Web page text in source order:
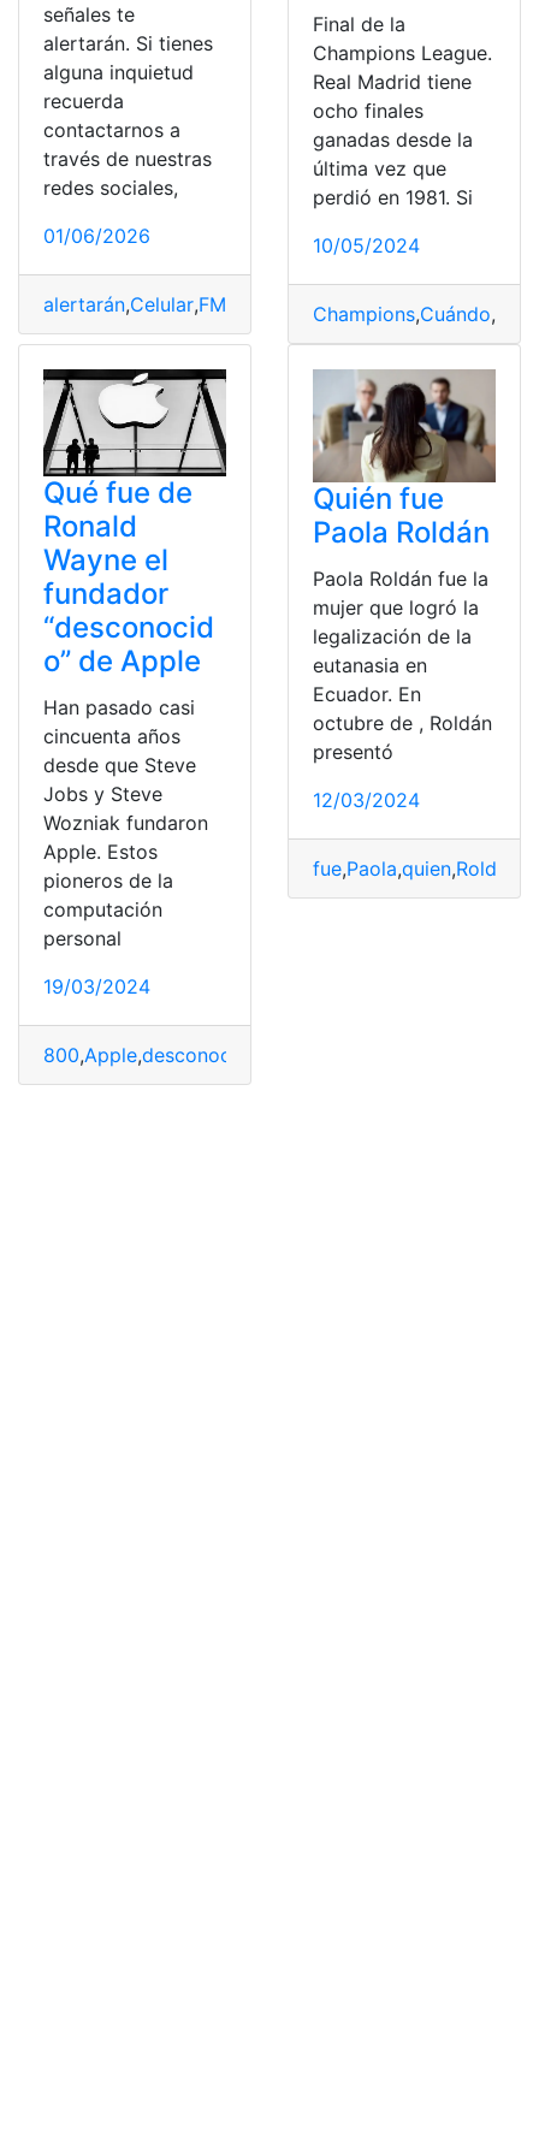
señales te
alertarán. Si tienes
alguna inquietud
recuerda
contactarnos a
través de nuestras
redes sociales,
01/06/2026
alertarán,Celular,FM hackeado,Señales,Té
Final de la
Champions League.
Real Madrid tiene
ocho finales
ganadas desde la
última vez que
perdió en 1981. Si
10/05/2024
Champions,Cuándo,
Qué fue de
Ronald
Wayne el
fundador
“desconocid
o” de Apple
Han pasado casi
cincuenta años
desde que Steve
Jobs y Steve
Wozniak fundaron
Apple. Estos
pioneros de la
computación
personal
19/03/2024
800,Apple,desconocido
Quién fue
Paola Roldán
Paola Roldán fue la
mujer que logró la
legalización de la
eutanasia en
Ecuador. En
octubre de , Roldán
presentó
12/03/2024
fue,Paola,quien,Roldán